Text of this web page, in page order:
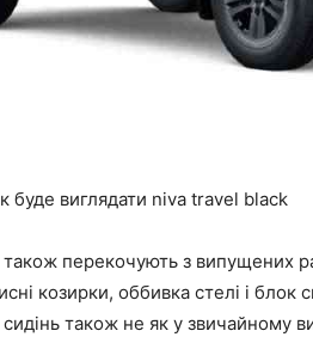
буде виглядати niva travel black
також перекочують з випущених
козирки, оббивка стелі і
також не як у звичайному